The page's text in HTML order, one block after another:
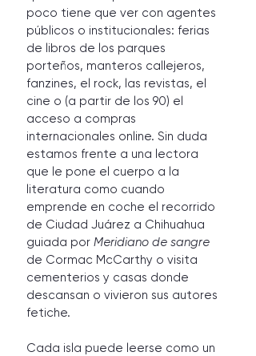
poco tiene que ver con agentes
públicos o institucionales: ferias
de libros de los parques
porteños, manteros callejeros,
fanzines, el rock, las revistas, el
cine o (a partir de los 90) el
acceso a compras
internacionales online. Sin duda
estamos frente a una lectora
que le pone el cuerpo a la
literatura como cuando
emprende en coche el recorrido
de Ciudad Juárez a Chihuahua
guiada por Meridiano de sangre
de Cormac McCarthy o visita
cementerios y casas donde
descansan o vivieron sus autores
fetiche.
Cada isla puede leerse como un